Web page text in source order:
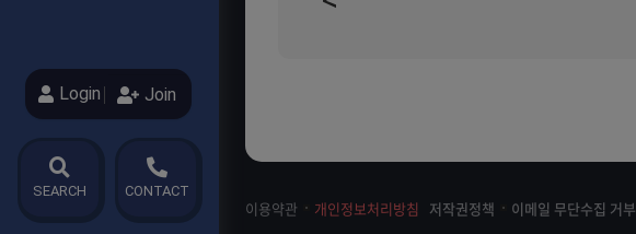
SEARCH
Login Join
CONTACT
이용약관 개인정보처리방침 저작권정책 이메일 무단수집 거부